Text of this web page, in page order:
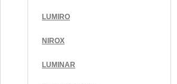
LUMIRO
NIROX
LUMINAR